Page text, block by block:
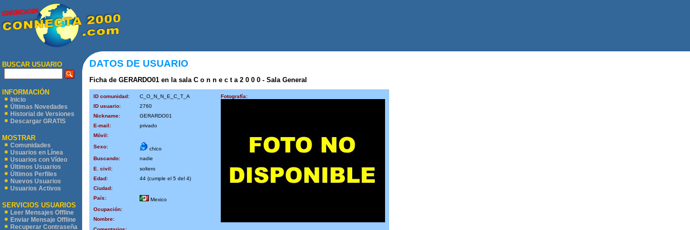
BUSCAR USUARIO
INFORMACIÓN
Inicio
Últimas Novedades
Historial de Versiones
Descargar GRATIS
MOSTRAR
Comunidades
Usuarios en Línea
Usuarios con Vídeo
Últimos Usuarios
Últimos Perfiles
Nuevos Usuarios
Usuarios Activos
SERVICIOS USUARIOS
Leer Mensajes Offline
Enviar Mensaje Offline
Recuperar Contraseña
DATOS DE USUARIO
Ficha de GERARDO01 en la sala C o n n e c t a 2 0 0 0 - Sala General
ID comunidad: C_O_N_N_E_C_T_A
Fotografía:
ID usuario:
2760
Nickname:
GERARDO01
E-mail:
privado
Móvil:
Sexo:
chico
Buscando:
nadie
E. civil:
soltero
Edad:
44 (cumple el 5 del 4)
Ciudad:
País:
Mexico
Ocupación:
Nombre: